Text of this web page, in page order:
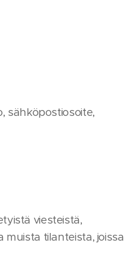
sähköpostiosoite,
viesteistä,
tilanteista, joissa